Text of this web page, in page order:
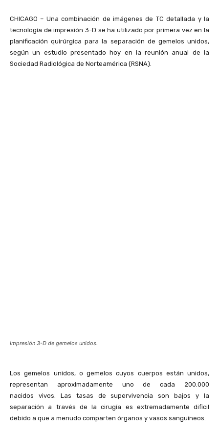
CHICAGO – Una combinación de imágenes de TC detallada y la
tecnología de impresión 3-D se ha utilizado por primera vez en la
planificación quirúrgica para la separación de gemelos unidos,
según un estudio presentado hoy en la reunión anual de la
Sociedad Radiológica de Norteamérica (RSNA).
Impresión 3-D de gemelos unidos.
Los gemelos unidos, o gemelos cuyos cuerpos están unidos,
representan aproximadamente uno de cada 200.000
nacidos vivos. Las tasas de supervivencia son bajos y la
separación a través de la cirugía es extremadamente difícil
debido a que a menudo comparten órganos y vasos sanguíneos.